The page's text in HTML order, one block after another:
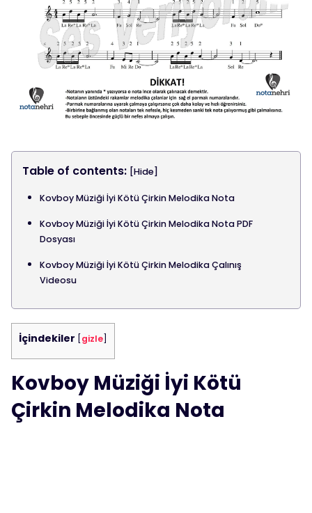
Table of contents: [Hide]
Kovboy Müziği İyi Kötü Çirkin Melodika Nota
Kovboy Müziği İyi Kötü Çirkin Melodika Nota PDF
Dosyası
Kovboy Müziği İyi Kötü Çirkin Melodika Çalınış
Videosu
İçindekiler gizle
Kovboy Müziği İyi Kötü
Çirkin Melodika Nota